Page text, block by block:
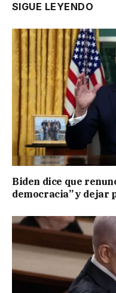
SIGUE LEYENDO
Biden dice que
democracia” y dejar